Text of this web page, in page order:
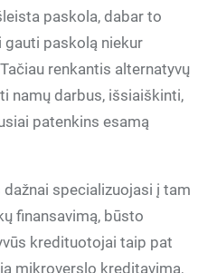
paskola, dabar to
gauti paskolą niekur
renkantis alternatyvų
namų darbus, išsiaiškinti,
patenkins esamą
specializuojasi į tam
finansavimą, būsto
kredituotojai taip pat
mikroverslo kreditavimą,